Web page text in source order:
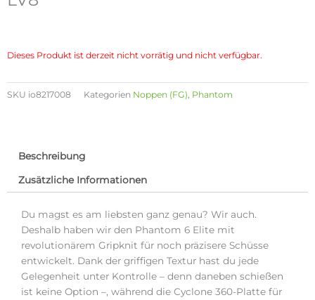
Dieses Produkt ist derzeit nicht vorrätig und nicht verfügbar.
SKU io8217008 Kategorien Noppen (FG), Phantom
Beschreibung
Zusätzliche Informationen
Du magst es am liebsten ganz genau? Wir auch.
Deshalb haben wir den Phantom 6 Elite mit
revolutionärem Gripknit für noch präzisere Schüsse
entwickelt. Dank der griffigen Textur hast du jede
Gelegenheit unter Kontrolle – denn daneben schießen
ist keine Option –, während die Cyclone 360-Platte für